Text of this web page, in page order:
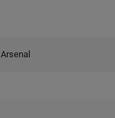
Arsenal